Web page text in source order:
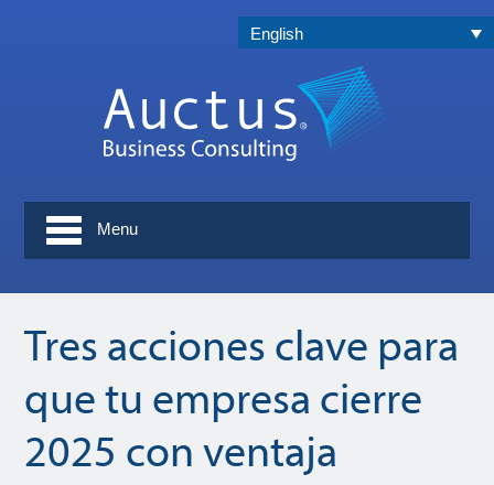
English
Menu
Tres acciones clave para
que tu empresa cierre
2025 con ventaja